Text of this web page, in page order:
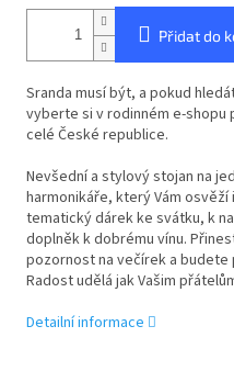
Přidat do
Sranda musí být, a pokud
vyberte si v rodinném e-shopu
celé České republice.
Nevšední a stylový stojan na
harmonikáře, který Vám
tematický dárek ke svátku, k
doplněk k dobrému vínu.
pozornost na večírek a
Radost udělá jak Vašim
Detailní informace